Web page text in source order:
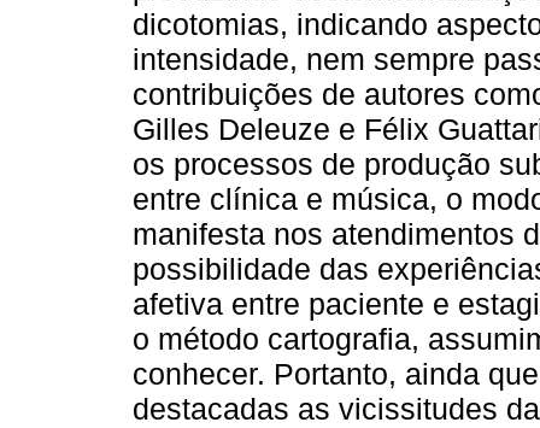
dicotomias, indicando
intensidade, nem sempre
contribuições de autores
Gilles Deleuze e Félix
os processos de produção
entre clínica e música, o
manifesta nos atendimentos
possibilidade das
afetiva entre paciente e
o método cartografia,
conhecer. Portanto, ainda
destacadas as vicissitudes